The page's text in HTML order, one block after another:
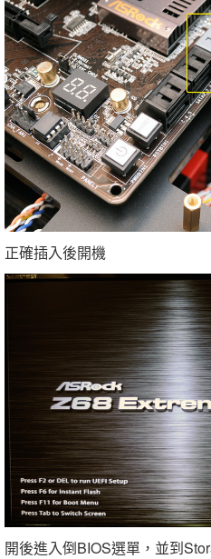
正確插入後開機
開後進入倒BIOS選單，並到